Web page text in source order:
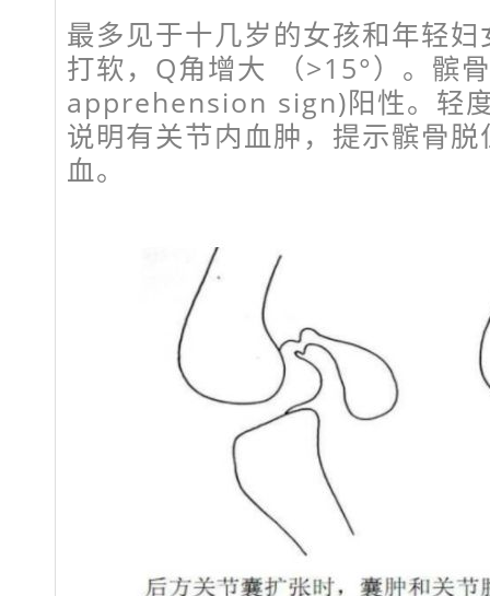
最多见于十几岁的女孩和年轻
打软，Q角增大 （>15°）。髌
apprehension sign)阳性。轻
说明有关节内血肿，提示髌骨
血。